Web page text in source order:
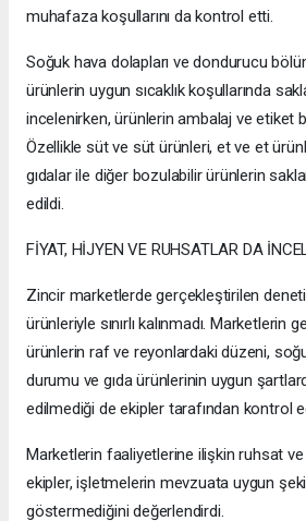
muhafaza koşullarını da kontrol etti.
Soğuk hava dolapları ve dondurucu
ürünlerin uygun sıcaklık koşullarında
incelenirken, ürünlerin ambalaj ve etiket
Özellikle süt ve süt ürünleri, et ve et
gıdalar ile diğer bozulabilir ürünlerin
edildi.
FİYAT, HİJYEN VE RUHSATLAR DA
Zincir marketlerde gerçekleştirilen
ürünleriyle sınırlı kalınmadı. Marketlerin
ürünlerin raf ve reyonlardaki düzeni,
durumu ve gıda ürünlerinin uygun
edilmediği de ekipler tarafından kontrol
Marketlerin faaliyetlerine ilişkin ruhsat
ekipler, işletmelerin mevzuata uygun
göstermediğini değerlendirdi.